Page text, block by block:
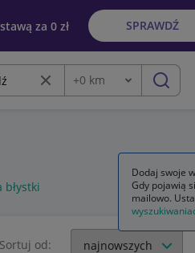
za 0 zł SPRAWDŹ
Wyczyść frazę
Odległość
+0 km szukaj
błystki
Sortuj od:
Dodaj swoje
Gdy pojawią
mailowo.